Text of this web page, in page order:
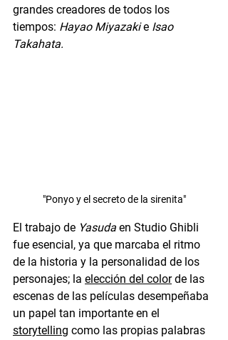
grandes creadores de todos los
tiempos: Hayao Miyazaki e Isao
Takahata.
"Ponyo y el secreto de la sirenita"
El trabajo de Yasuda en Studio Ghibli
fue esencial, ya que marcaba el ritmo
de la historia y la personalidad de los
personajes; la elección del color de las
escenas de las películas desempeñaba
un papel tan importante en el
storytelling como las propias palabras